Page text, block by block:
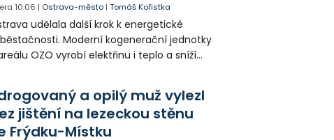
10:06 | Ostrava-město |Tomáš Kořistka
udělala další krok k energetické
Moderní kogenerační jednotky
OZO vyrobí elektřinu i teplo a sníží
a opilý muž vylezl
jištění na lezeckou stěnu
Frýdku-Místku